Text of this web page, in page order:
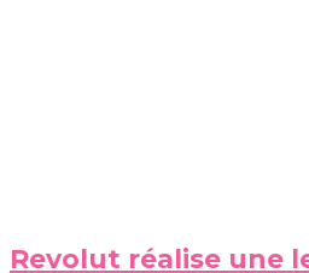
Revolut réalise une